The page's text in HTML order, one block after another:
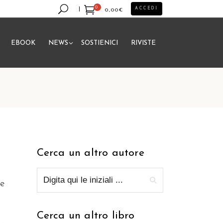
0
0,00€
prodotto nel carrello.
ACCEDI
EBOOK NEWS SOSTIENICI RIVISTE
Cerca un altro autore
Cerca un altro libro